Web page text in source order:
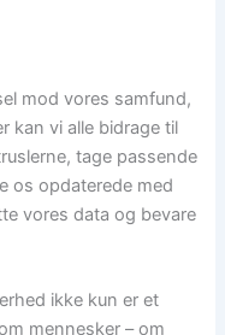
mod vores samfund,
kan vi alle bidrage til
tage passende
os opdaterede med
vores data og bevare
ikke kun er et
mennesker – om